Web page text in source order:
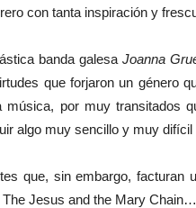
con tanta inspiración y
banda galesa Joanna
que forjaron un género
por muy transitados
algo muy sencillo y muy
que, sin embargo,
Jesus and the Mary